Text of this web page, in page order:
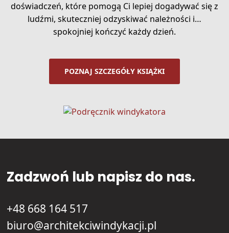
doświadczeń, które pomogą Ci lepiej dogadywać się z
ludźmi, skuteczniej odzyskiwać należności i…
spokojniej kończyć każdy dzień.
POZNAJ SZCZEGÓŁY KSIĄŻKI
Zadzwoń lub napisz do nas.
+48 668 164 517
biuro@architekciwindykacji.pl